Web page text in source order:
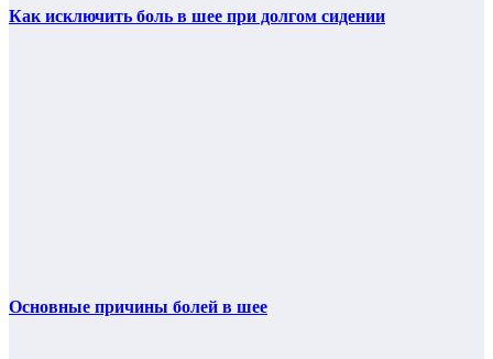
Как исключить боль в шее при долгом сидении
Основные причины болей в шее